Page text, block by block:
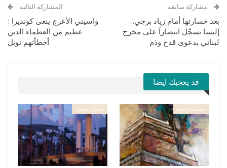
مشاركة سابقة
بعد خسارتها أمام زياد برجي..
إليسا تسجّل انتصاراً على مخرج
لبناني بدعوى قدح وذم
المشاركة التالية
واسيني الأعرج ينعى كونديرا :
عظيم من العظماء الذين
أخطأتهم نوبل
قد يعجبك ايضا
تشكيل وفنون تشكيل وفنون